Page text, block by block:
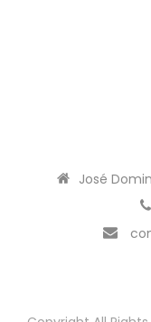
José